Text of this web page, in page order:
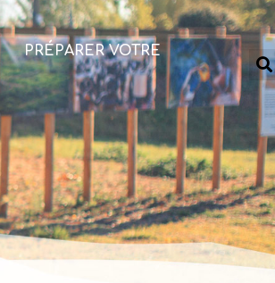
PRÉPARER VOTRE